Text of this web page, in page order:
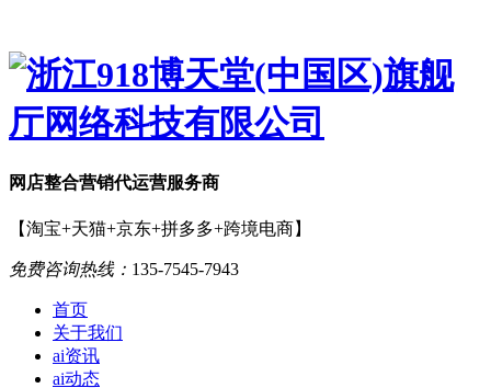
网店整合营销代运营服务商
【淘宝+天猫+京东+拼多多+跨境电商】
免费咨询热线： 135-7545-7943
首页
关于我们
ai资讯
ai动态